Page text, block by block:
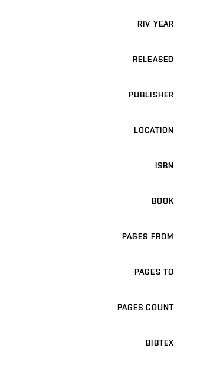
RIV YEAR
RELEASED
PUBLISHER
LOCATION
ISBN
BOOK
PAGES FROM
PAGES TO
PAGES COUNT
BIBTEX